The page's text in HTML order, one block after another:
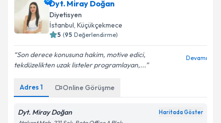
Dyt. Miray Doğan
Diyetisyen
İstanbul, Küçükçekmece
5 (95 Değerlendirme)
Son derece konusuna hakim, motive edici,
tekdüzelikten uzak listeler programlayan,...
Devamı
Adres 1 Online Görüşme
Dyt. Miray Doğan Haritada Göster